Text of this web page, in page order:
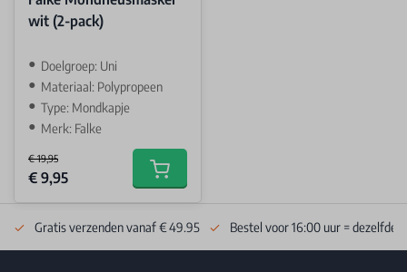
wit (2-pack)
Doelgroep: Uni
Materiaal: Polypropeen
Type: Mondkapje
Merk: Falke
€ 19,95
Special Price
€ 9,95 Add to cart
Gratis verzenden vanaf € 49.95 Bestel voor 16:00 uur = dezelfde